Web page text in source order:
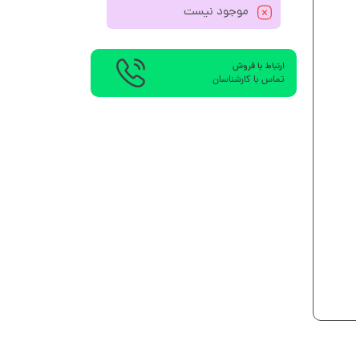
موجود نیست
ارتباط با فروش
تماس با کارشناسان